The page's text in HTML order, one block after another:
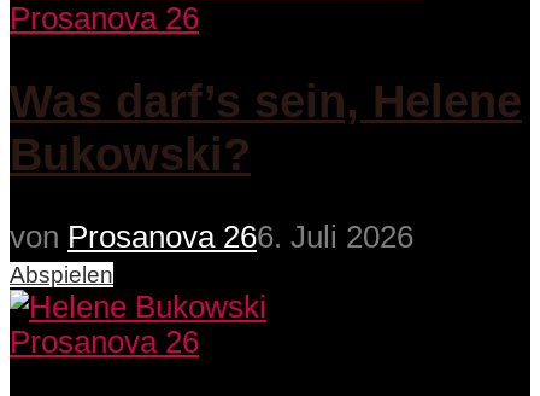
Prosanova 26
Was darf’s sein, Helene
Bukowski?
von Prosanova 266. Juli 2026
Abspielen
Prosanova 26